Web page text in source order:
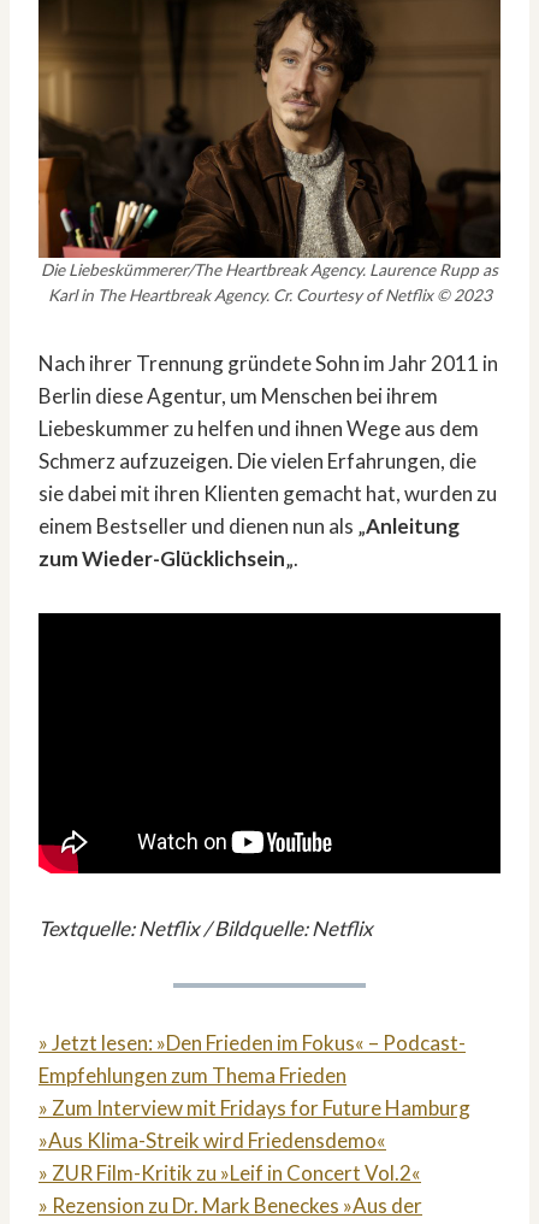
Die Liebeskümmerer/The Heartbreak Agency. Laurence Rupp as
Karl in The Heartbreak Agency. Cr. Courtesy of Netflix © 2023
Nach ihrer Trennung gründete Sohn im Jahr 2011 in
Berlin diese Agentur, um Menschen bei ihrem
Liebeskummer zu helfen und ihnen Wege aus dem
Schmerz aufzuzeigen. Die vielen Erfahrungen, die
sie dabei mit ihren Klienten gemacht hat, wurden zu
einem Bestseller und dienen nun als „Anleitung
zum Wieder-Glücklichsein„.
Textquelle: Netflix / Bildquelle: Netflix
» Jetzt lesen: »Den Frieden im Fokus« – Podcast-
Empfehlungen zum Thema Frieden
» Zum Interview mit Fridays for Future Hamburg
»Aus Klima-Streik wird Friedensdemo«
» ZUR Film-Kritik zu »Leif in Concert Vol.2«
» Rezension zu Dr. Mark Beneckes »Aus der